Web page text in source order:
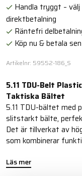
Handla tryggt –
direktbetalning
Räntefri
Köp nu & betala sen
Artikelnr: 59552-186_S
5.11 TDU-Belt
Taktiska Bältet
5.11 TDU-bältet med
slitstarkt bälte,
Det är tillverkat av
som kombinerar
Läs mer